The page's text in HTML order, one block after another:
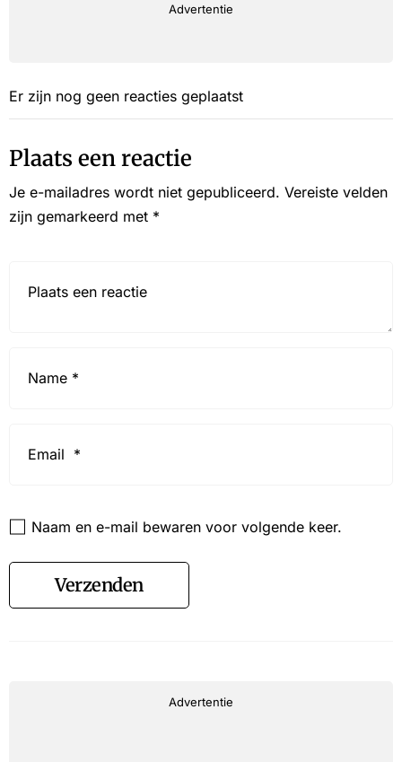
Advertentie
Er zijn nog geen reacties geplaatst
Plaats een reactie
Je e-mailadres wordt niet gepubliceerd. Vereiste velden
zijn gemarkeerd met *
Naam en e-mail bewaren voor volgende keer.
Verzenden
Advertentie